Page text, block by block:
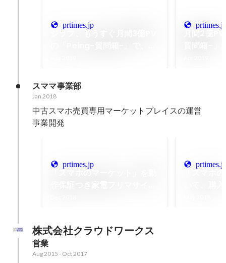
prtimes.jp
115円で提供開始
スママ事業部
Jan 2018
中古スマホ売買専用マーケットプレイスの運営
事業開発
prtimes.jp
株式会社クラウドワークス
営業
Aug 2015 - Oct 2017